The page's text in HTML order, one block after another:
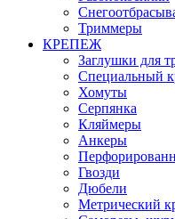
Триммеры
КРЕПЕЖ
Заглушки для
Специальный
Хомуты
Серпянка
Кляймеры
Анкеры
Гвозди
Дюбели
Метрический